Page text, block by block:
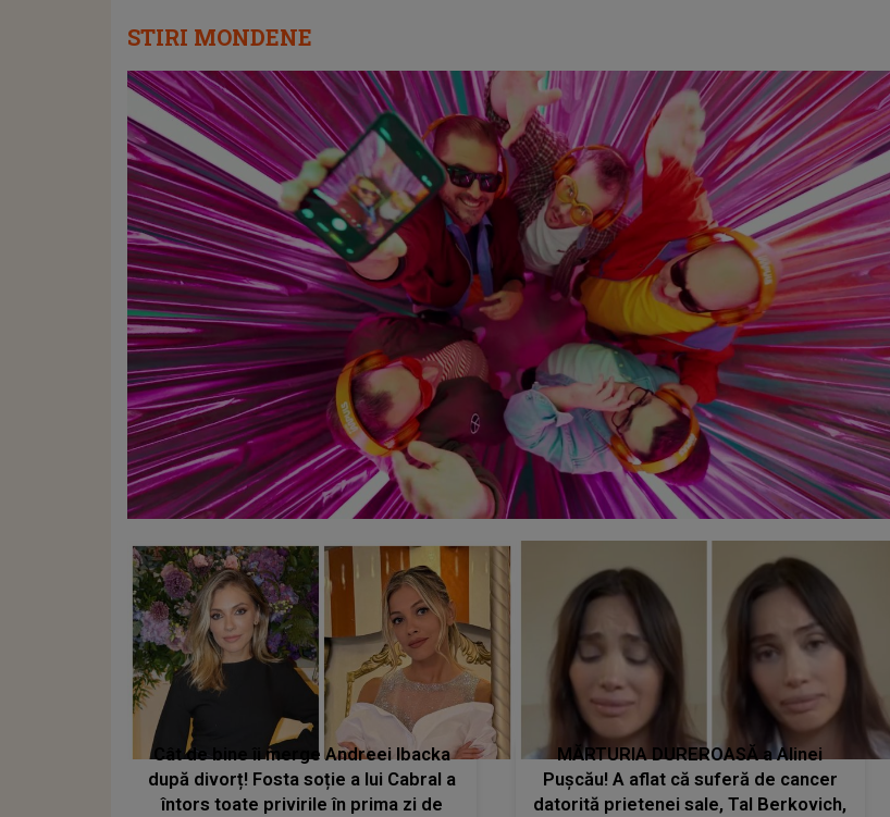
STIRI MONDENE
Cât de bine îi merge Andreei Ibacka
după divorț! Fosta soție a lui Cabral a
întors toate privirile în prima zi de
MĂRTURIA DUREROASĂ a Alinei
Pușcău! A aflat că suferă de cancer
datorită prietenei sale, Tal Berkovich,